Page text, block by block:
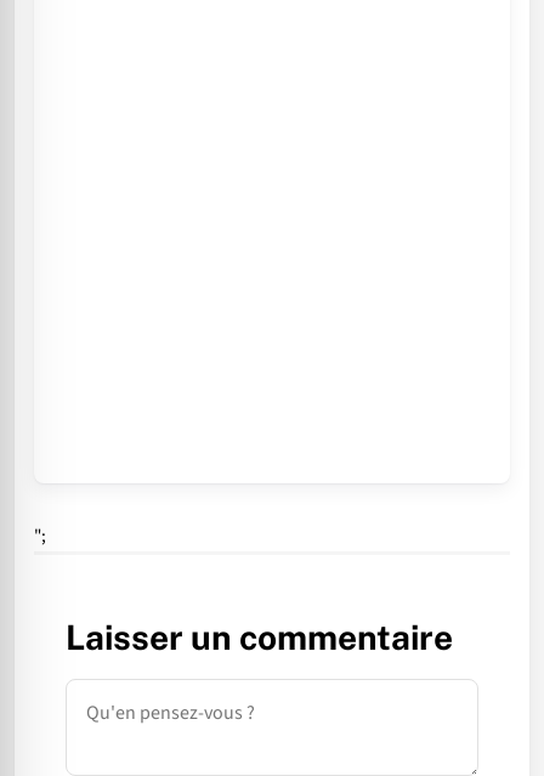
";
Laisser un commentaire
Commentaire